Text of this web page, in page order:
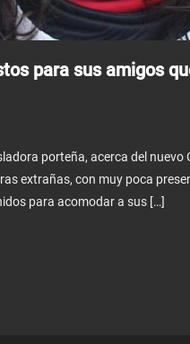
para sus amigos
porteña, acerca del nuevo
extrañas, con muy poca
para acomodar a sus […]